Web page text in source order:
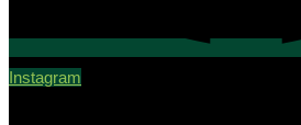
Instagram